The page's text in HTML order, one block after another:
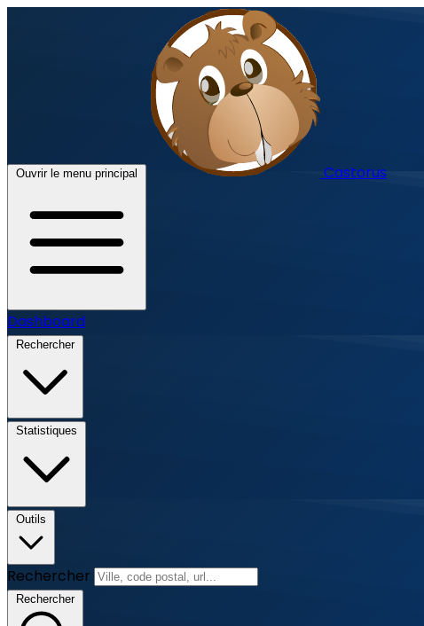
Ouvrir le menu principal Castorus
Dashboard
Rechercher
Statistiques
Outils
Rechercher
Rechercher